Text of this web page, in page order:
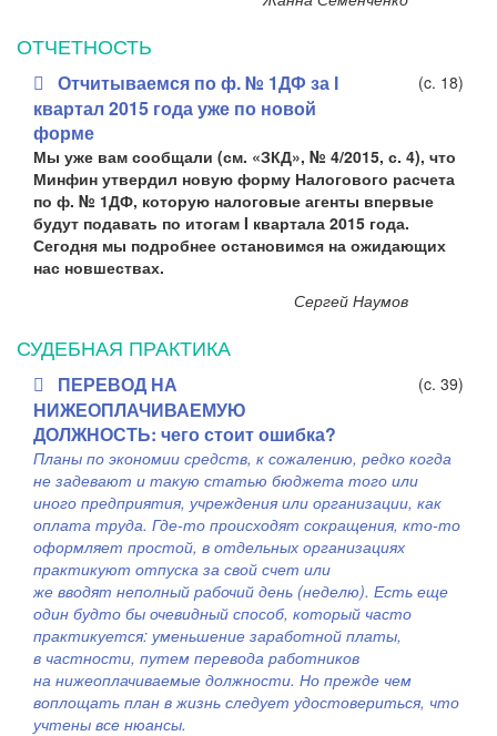
ОТЧЕТНОСТЬ
Отчитываемся по ф. № 1ДФ за І
квартал 2015 года уже по новой
форме
(c. 18)
Мы уже вам сообщали (см. «ЗКД», № 4/2015, с. 4), что
Минфин утвердил новую форму Налогового расчета
по ф. № 1ДФ, которую налоговые агенты впервые
будут подавать по итогам I квартала 2015 года.
Сегодня мы подробнее остановимся на ожидающих
нас новшествах.
Сергей Наумов
СУДЕБНАЯ ПРАКТИКА
ПЕРЕВОД НА
НИЖЕОПЛАЧИВАЕМУЮ
ДОЛЖНОСТЬ: чего стоит ошибка?
(c. 39)
Планы по экономии средств, к сожалению, редко когда
не задевают и такую статью бюджета того или
иного предприятия, учреждения или организации, как
оплата труда. Где-то происходят сокращения, кто-то
оформляет простой, в отдельных организациях
практикуют отпуска за свой счет или
же вводят неполный рабочий день (неделю). Есть еще
один будто бы очевидный способ, который часто
практикуется: уменьшение заработной платы,
в частности, путем перевода работников
на нижеоплачиваемые должности. Но прежде чем
воплощать план в жизнь следует удостовериться, что
учтены все нюансы.